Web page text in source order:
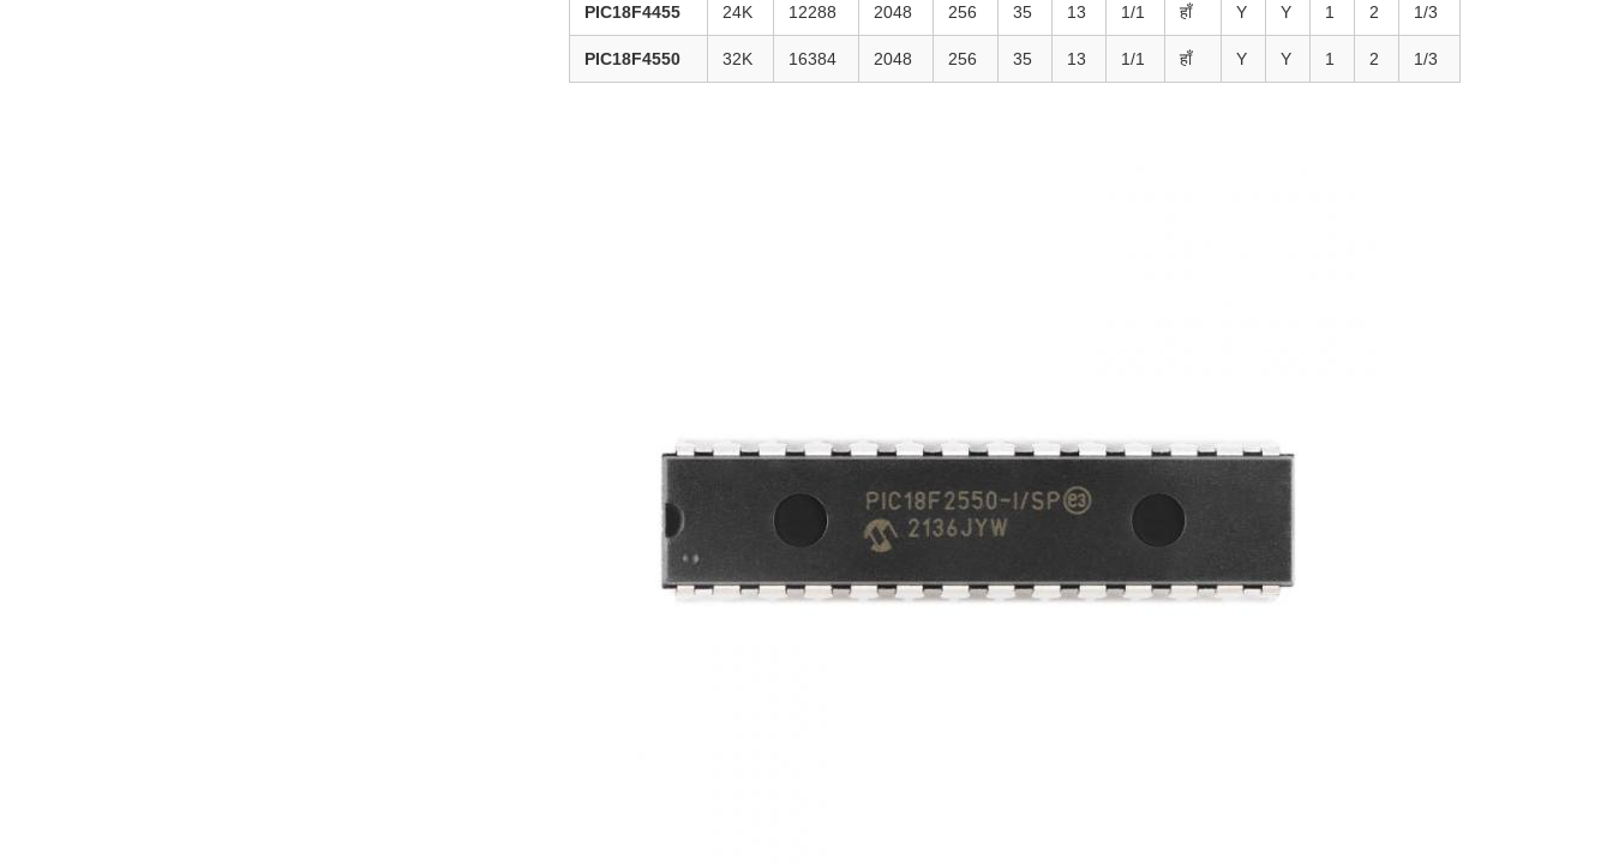
PIC18F4455 24K 12288 2048 256 35 13 1/1 हाँ Y Y 1 2 1/3
PIC18F4550 32K 16384 2048 256 35 13 1/1 हाँ Y Y 1 2 1/3